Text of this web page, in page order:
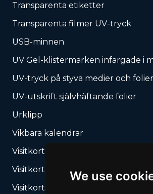
We use
Transparenta etiketter
Transparenta filmer UV-tryck
USB-minnen
UV Gel-klistermärken infärgade i
UV-tryck på styva medier och
UV-utskrift självhäftande folier
Urklipp
Vikbara kalendrar
Visitkort
Visitkort, bladkalendrar
Visitkortslådor